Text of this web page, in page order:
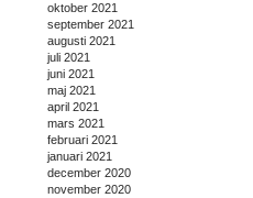
oktober 2021
september 2021
augusti 2021
juli 2021
juni 2021
maj 2021
april 2021
mars 2021
februari 2021
januari 2021
december 2020
november 2020